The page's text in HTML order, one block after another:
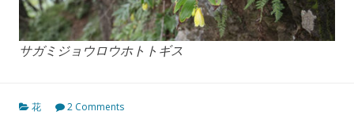
サガミジョウロウホトトギス
花 2 Comments